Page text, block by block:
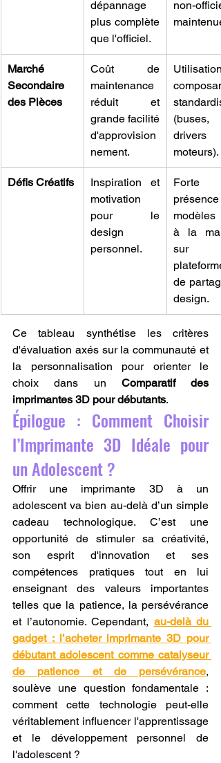
dépannage
plus complète
que l'officiel.
non-
maintenue.
Marché
Secondaire
des Pièces
Coût de
maintenance
réduit et
grande facilité
d'approvision
nement.
(buses,
drivers
moteurs).
Défis Créatifs
Inspiration et
motivation
pour le
design
personnel.
Forte
modèles
à la
sur
de
design.
Ce tableau synthétise les critères
d'évaluation axés sur la communauté et
la personnalisation pour orienter le
choix dans un Comparatif des
imprimantes 3D pour débutants.
Épilogue : Comment Choisir
l’Imprimante 3D Idéale pour
un Adolescent ?
Offrir une imprimante 3D à un
adolescent va bien au-delà d’un simple
cadeau technologique. C’est une
opportunité de stimuler sa créativité,
son esprit d'innovation et ses
compétences pratiques tout en lui
enseignant des valeurs importantes
telles que la patience, la persévérance
et l’autonomie. Cependant, au-delà du
gadget : l’acheter imprimante 3D pour
débutant adolescent comme catalyseur
de patience et de persévérance,
soulève une question fondamentale :
comment cette technologie peut-elle
véritablement influencer l'apprentissage
et le développement personnel de
l'adolescent ?